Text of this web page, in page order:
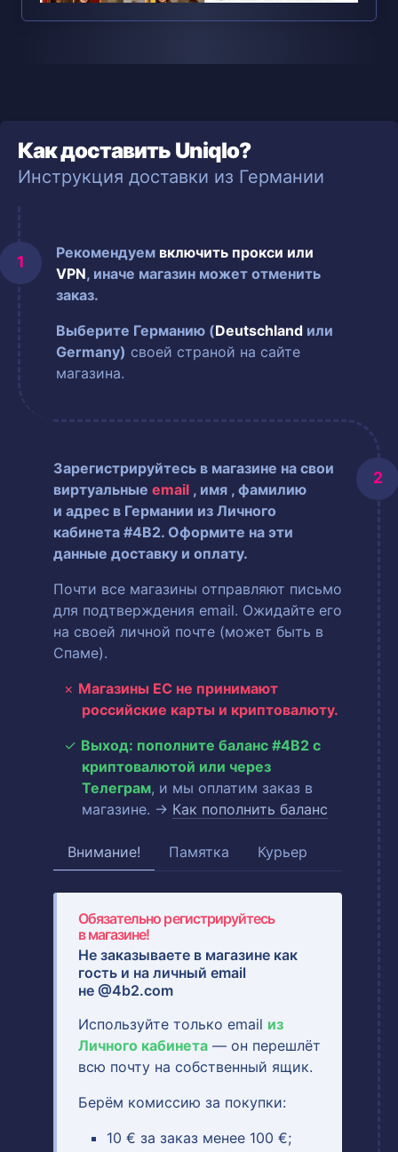
Как доставить Uniqlo?
Инструкция доставки из Германии
Рекомендуем включить прокси или
VPN, иначе магазин может отменить
заказ.
Выберите Германию (Deutschland или
Germany) своей страной на сайте
магазина.
Зарегистрируйтесь в магазине на свои
виртуальные email , имя , фамилию
и адрес в Германии из Личного
кабинета #4B2. Оформите на эти
данные доставку и оплату.
Почти все магазины отправляют письмо
для подтверждения email. Ожидайте его
на своей личной почте (может быть в
Спаме).
Магазины ЕС не принимают
российские карты и криптовалюту.
Выход: пополните баланс #4B2 с
криптовалютой или через
Телеграм, и мы оплатим заказ в
магазине. → Как пополнить баланс
Внимание! Памятка Курьер
Обязательно регистрируйтесь
в магазине!
Не заказываете в магазине как
гость и на личный email
не @4b2.com
Используйте только email из
Личного кабинета — он перешлёт
всю почту на собственный ящик.
Берём комиссию за покупки:
10 € за заказ менее 100 €;